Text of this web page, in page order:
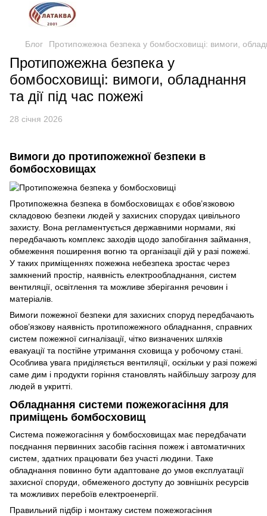
Блог Протипожежна безпека у бомбосховищі: вимоги,
Протипожежна безпека у
бомбосховищі: вимоги, обладнання
та дії під час пожежі
28 січня 2026
Вимоги до протипожежної безпеки в
бомбосховищах
Протипожежна безпека в бомбосховищах є обов’язковою
складовою безпеки людей у захисних спорудах цивільного
захисту. Вона регламентується державними нормами, які
передбачають комплекс заходів щодо запобігання займання,
обмеження поширення вогню та організації дій у разі пожежі.
У таких приміщеннях пожежна небезпека зростає через
замкнений простір, наявність електрообладнання, систем
вентиляції, освітлення та можливе зберігання речовин і
матеріалів.
Вимоги пожежної безпеки для захисних споруд передбачають
обов’язкову наявність протипожежного обладнання, справних
систем пожежної сигналізації, чітко визначених шляхів
евакуації та постійне утримання сховища у робочому стані.
Особлива увага приділяється вентиляції, оскільки у разі пожежі
саме дим і продукти горіння становлять найбільшу загрозу для
людей в укритті.
Обладнання системи пожежогасіння для
приміщень бомбосховищ
Система пожежогасіння у бомбосховищах має передбачати
поєднання первинних засобів гасіння пожеж і автоматичних
систем, здатних працювати без участі людини. Таке
обладнання повинно бути адаптоване до умов експлуатації
захисної споруди, обмеженого доступу до зовнішніх ресурсів
та можливих перебоїв електроенергії.
Правильний підбір і монтажу систем пожежогасіння